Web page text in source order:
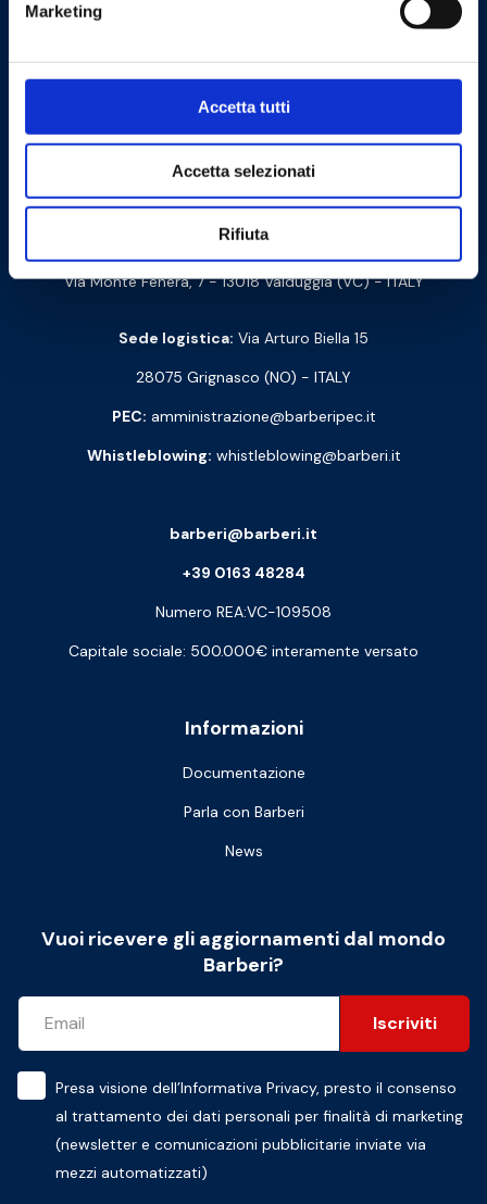
Marketing
Accetta tutti
Accetta selezionati
Rifiuta
Cookie Policy Privacy Policy
Contattaci
Barberi Rubinetterie Industriali S.r.l. a socio unico
Cod. Fisc. e P. IVA: 00252070024
Via Monte Fenera, 7 - 13018 Valduggia (VC) - ITALY
Sede logistica: Via Arturo Biella 15
28075 Grignasco (NO) - ITALY
PEC: amministrazione@barberipec.it
Whistleblowing: whistleblowing@barberi.it
Informazioni
Documentazione
Parla con Barberi
News
barberi@barberi.it
+39 0163 48284
Numero REA:VC-109508
Capitale sociale: 500.000€ interamente versato
Vuoi ricevere gli aggiornamenti dal mondo
Barberi?
Iscriviti
Presa visione dell’Informativa Privacy, presto il consenso
al trattamento dei dati personali per finalità di marketing
(newsletter e comunicazioni pubblicitarie inviate via
mezzi automatizzati)